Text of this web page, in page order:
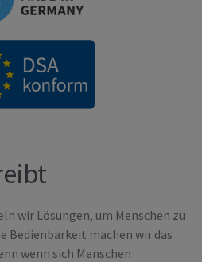
wir Lösungen, um Menschen zu
Bedienbarkeit machen wir das
wenn sich Menschen